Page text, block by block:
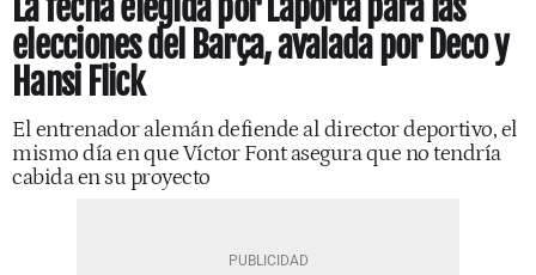
elecciones del Barça, avalada por Deco y
Hansi Flick
El entrenador alemán defiende al director deportivo, el
mismo día en que Víctor Font asegura que no tendría
cabida en su proyecto